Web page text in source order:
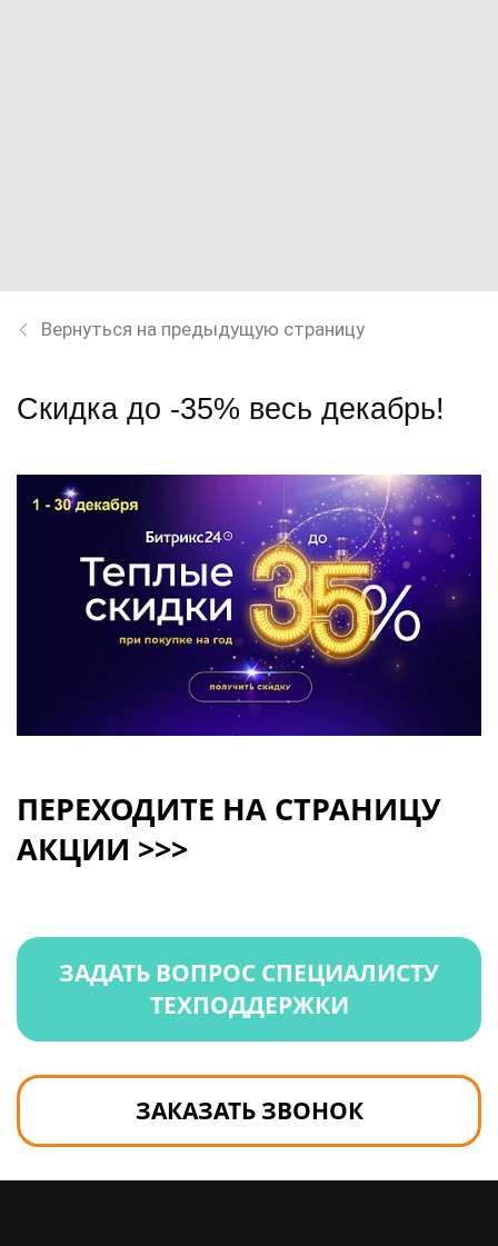
Вернуться на предыдущую страницу
Скидка до -35% весь декабрь!
ПЕРЕХОДИТЕ НА СТРАНИЦУ
АКЦИИ >>>
ЗАДАТЬ ВОПРОС СПЕЦИАЛИСТУ
ТЕХПОДДЕРЖКИ
ЗАКАЗАТЬ ЗВОНОК